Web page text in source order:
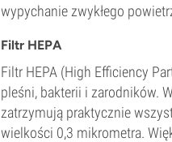
wypychanie zwykłego
Filtr HEPA
Filtr HEPA (High Efficiency
pleśni, bakterii i zarodników.
zatrzymują praktycznie
wielkości 0,3 mikrometra.